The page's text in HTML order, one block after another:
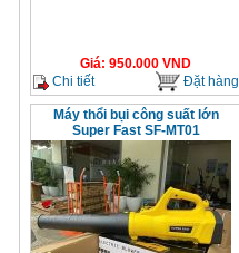
Giá: 950.000 VND
Chi tiết
Đặt hàng
Máy thổi bụi công suất lớn
Super Fast SF-MT01